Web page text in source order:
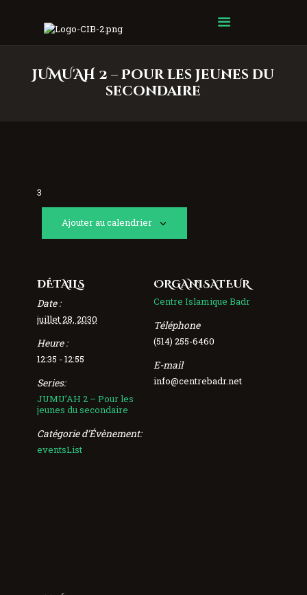
JUMU'AH 2 – Pour les jeunes du
secondaire
Centre Islamique Badr
3
Ajouter au calendrier
DÉTAILS
Date :
juillet 28, 2030
Heure :
12:35 - 12:55
Series:
JUMU’AH 2 – Pour les
jeunes du secondaire
Catégorie d’Évènement:
eventsList
ORGANISATEUR
Centre Islamique Badr
Téléphone
(514) 255-6460
E-mail
info@centrebadr.net